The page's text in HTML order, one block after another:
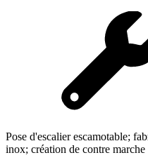
Pose d'escalier escamotable;
inox; création de contre